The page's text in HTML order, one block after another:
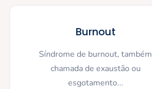
Burnout
Síndrome de burnout, também
chamada de exaustão ou
esgotamento...